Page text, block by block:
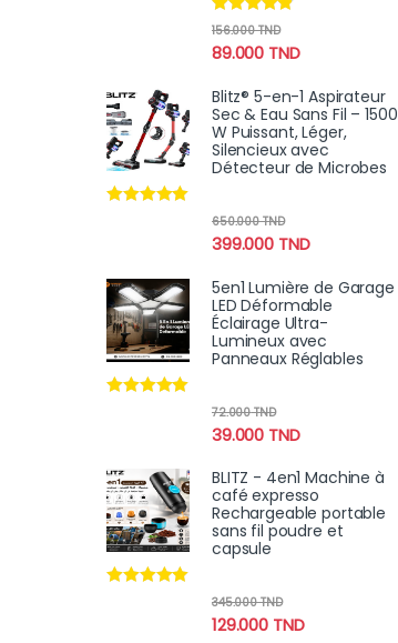
Note4.67
89.000 TND
156.000TND
Blitz® 5-en-1 Aspirateur
Sec & Eau Sans Fil – 1500
W Puissant, Léger,
Silencieux avec
Détecteur de Microbes
399.000 TND
650.000TND
5en1 Lumière de Garage
LED Déformable
Éclairage Ultra-
Lumineux avec
Panneaux Réglables
39.000 TND
72.000TND
BLITZ - 4en1 Machine à
café expresso
Rechargeable portable
sans fil poudre et
capsule
129.000 TND
345.000TND